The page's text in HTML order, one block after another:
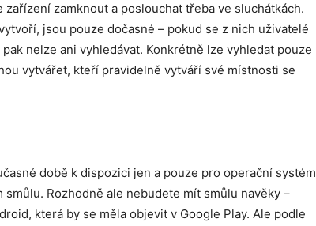
zamknout a poslouchat třeba ve sluchátkách.
jsou pouze dočasné – pokud se z nich uživatelé
nelze ani vyhledávat. Konkrétně lze vyhledat pouze
vytvářet, kteří pravidelně vytváří své místnosti se
době k dispozici jen a pouze pro operační systém
Rozhodně ale nebudete mít smůlu navěky –
která by se měla objevit v Google Play. Ale podle